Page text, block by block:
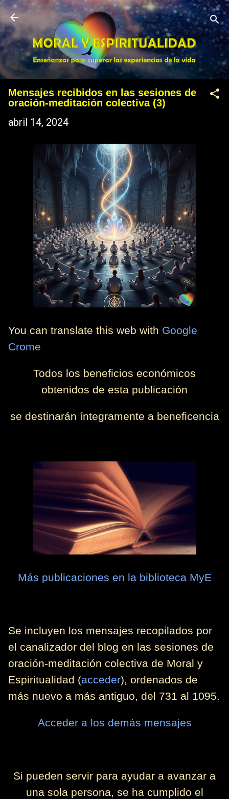
Ir al contenido principal
Mensajes recibidos en las sesiones de
oración-meditación colectiva (3)
abril 14, 2024
You can translate this web with Google
Crome
Todos los beneficios económicos
obtenidos de esta publicación
se destinarán íntegramente a beneficencia
Más publicaciones en la biblioteca MyE
Se incluyen los mensajes recopilados por
el canalizador del blog en las sesiones de
oración-meditación colectiva de Moral y
Espiritualidad (acceder), ordenados de
más nuevo a más antiguo, del 731 al 1095.
Acceder a los demás mensajes
Si pueden servir para ayudar a avanzar a
una sola persona, se ha cumplido el